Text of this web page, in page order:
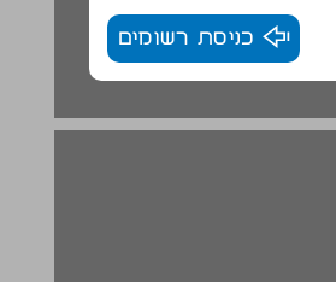
כניסת רשומים